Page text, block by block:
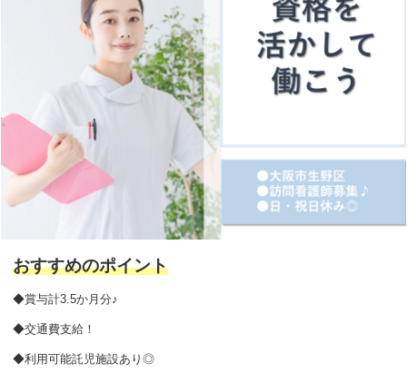
おすすめのポイント
◆賞与計3.5か月分♪
◆交通費支給！
◆利用可能託児施設あり◎